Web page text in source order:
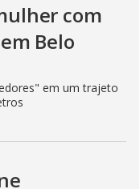
com
Belo
em um trajeto